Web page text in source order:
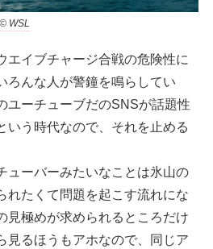
WSL
エイブチャージ合戦の危険性に
ろんな人が警鐘を鳴らしてい
ユーチューブだのSNSが話題性
いう時代なので、それを止める
ューバーみたいなことは氷山の
れたくて問題を起こす流れにな
見極めが求められるところだけ
見るほうもアホなので、同じア